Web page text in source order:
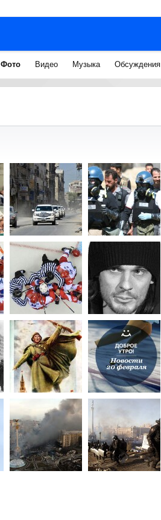
Фото Видео Музыка Обсуждения